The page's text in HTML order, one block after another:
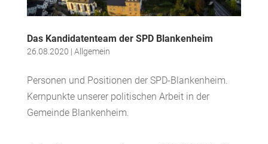
Das Kandidatenteam der SPD Blankenheim
26.08.2020 | Allgemein
Personen und Positionen der SPD-Blankenheim.
Kernpunkte unserer politischen Arbeit in der
Gemeinde Blankenheim.